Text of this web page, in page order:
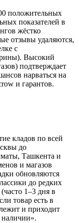
положительных
показателей в
жёстко
отзывы удаляются,
с
Высокий
подтверждает
нарваться на
и гарантов.
кладов по всей
до
Ташкента и
и магазов
обновляются
до редких
1–3 дня в
товар есть в
и приходит
наличии».